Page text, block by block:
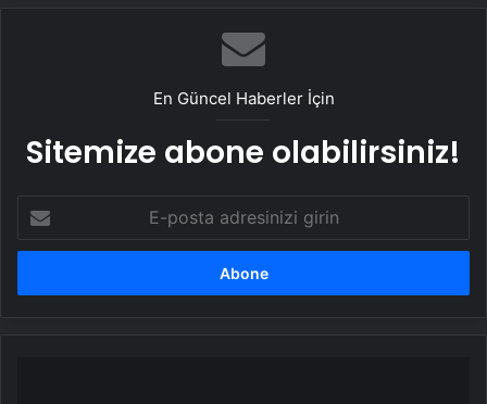
En Güncel Haberler İçin
Sitemize abone olabilirsiniz!
posta
adresinizi